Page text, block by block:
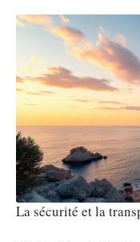
La sécurité et la